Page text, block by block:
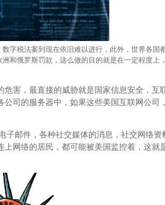
税法案到现在依旧难以进行，此外，世界各国
和俄罗斯罚款，这么做的目的就是在一定程度上
害，最直接的威胁就是国家信息安全，互
司的服务器中，如果这些美国互联网公司
子邮件，各种社交媒体的消息，社交网络资
网络的居民，都可能被美国监控着，这就